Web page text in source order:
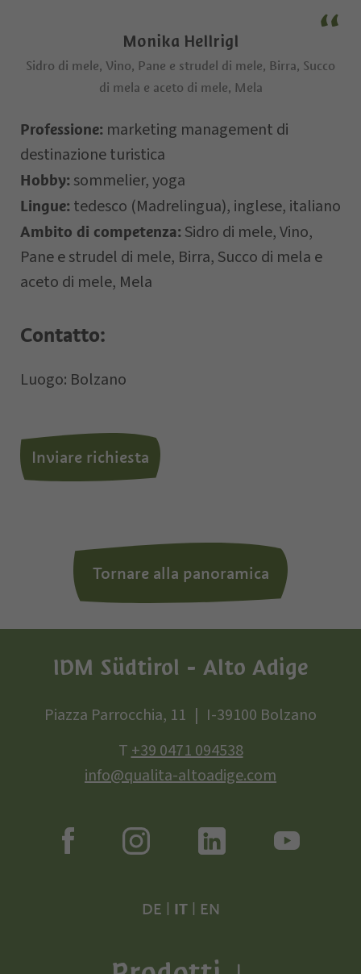
Monika Hellrigl
Sidro di mele, Vino, Pane e strudel di mele, Birra, Succo
di mela e aceto di mele, Mela
Professione: marketing management di
destinazione turistica
Hobby: sommelier, yoga
Lingue: tedesco (Madrelingua), inglese, italiano
Ambito di competenza: Sidro di mele, Vino,
Pane e strudel di mele, Birra, Succo di mela e
aceto di mele, Mela
Contatto:
Luogo: Bolzano
Inviare richiesta
Tornare alla panoramica
Data della
richiesta
Il vostro messaggio…
Letto e compreso la
*= campi obbligatori
IDM Südtirol - Alto Adige
Piazza Parrocchia, 11
I-39100 Bolzano
T+39 0471 094538
info@qualita-altoadige.com
DE IT| EN